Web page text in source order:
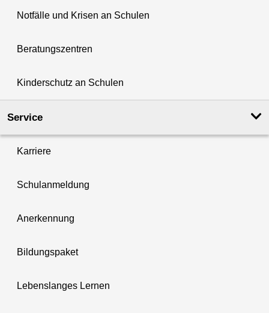
Notfälle und Krisen an Schulen
Beratungszentren
Kinderschutz an Schulen
Service
Karriere
Schulanmeldung
Anerkennung
Bildungspaket
Lebenslanges Lernen